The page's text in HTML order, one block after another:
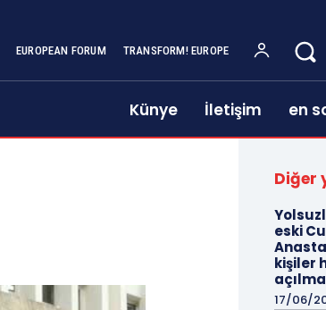
EUROPEAN FORUM TRANSFORM! EUROPE
Künye İletişim en
Diğer
eski
kişiler
17/06/